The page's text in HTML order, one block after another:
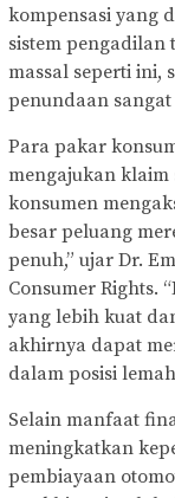
kompensasi yang
sistem
massal seperti ini,
penundaan
Para pakar
mengajukan klaim
konsumen
besar peluang
penuh,” ujar Dr.
Consumer Rights.
yang lebih kuat
akhirnya dapat
dalam posisi
Selain manfaat
meningkatkan
pembiayaan